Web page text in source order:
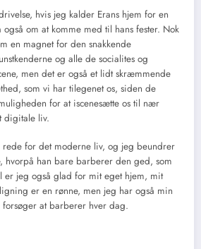
hvis jeg kalder Erans hjem for en
også om at komme med til hans fester. Nok
en magnet for den snakkende
og alle de socialites og
men det er også et lidt skræmmende
som vi har tilegenet os, siden de
for at iscenesætte os til nær
digitale liv.
for det moderne liv, og jeg beundrer
hvorpå han bare barberer den ged, som
jeg også glad for mit eget hjem, mit
er en rønne, men jeg har også min
at barberer hver dag.